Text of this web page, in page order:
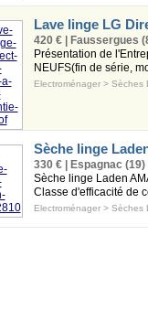
Lave linge LG
420 € | Faussergues
Présentation de
NEUFS(fin de série,
Electroménager> Sèches
Sèche linge
330 € | Espagnac (19)
Sèche linge Laden
Classe d'efficacité de
Electroménager> Sèches